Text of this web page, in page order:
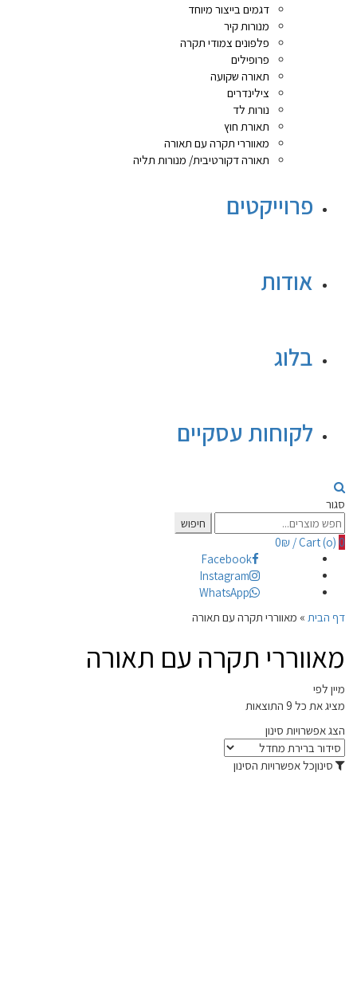
דגמים בייצור מיוחד
מנורות קיר
פלפונים צמודי תקרה
פרופילים
תאורה שקועה
צילינדרים
נורות לד
תאורת חוץ
מאווררי תקרה עם תאורה
תאורה דקורטיבית/ מנורות תליה
פרוייקטים
אודות
בלוג
לקוחות עסקיים
סגור
Search
for:
חיפוש
Cart (o) 0
/
0₪
Facebook
Instagram
WhatsApp
דף הבית » מאווררי תקרה עם תאורה
מאווררי תקרה עם תאורה
מיין לפי
מציג את כל 9 התוצאות
הצג אפשרויות סינון
סינוןכל אפשרויות הסינון